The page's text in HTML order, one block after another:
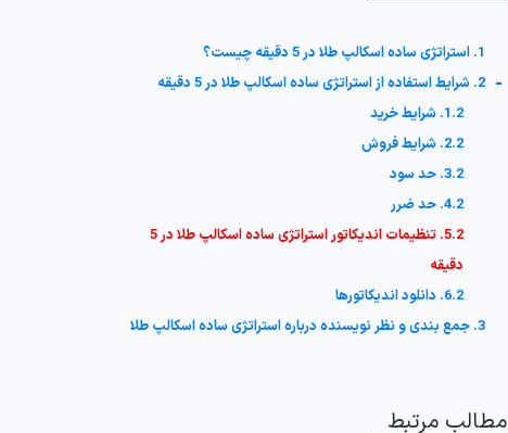
1. استراتژی ساده اسکالپ طلا در 5 دقیقه چیست؟
2. شرایط استفاده از استراتژی ساده اسکالپ طلا در 5 دقیقه -
1.2. شرایط خرید
2.2. شرایط فروش
3.2. حد سود
4.2. حد ضرر
5.2. تنظیمات اندیکاتور استراتژی ساده اسکالپ طلا در 5
دقیقه
6.2. دانلود اندیکاتورها
3. جمع بندی و نظر نویسنده درباره استراتژی ساده اسکالپ طلا
مطالب مرتبط